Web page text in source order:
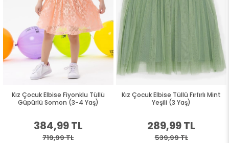
Kız Çocuk Elbise Fiyonklu Tüllü
Güpürlü Somon (3-4 Yaş)
384,99 TL
719,99 TL
Kız Çocuk Elbise Tüllü Fırfırlı Mint
Yeşili (3 Yaş)
289,99 TL
539,99 TL